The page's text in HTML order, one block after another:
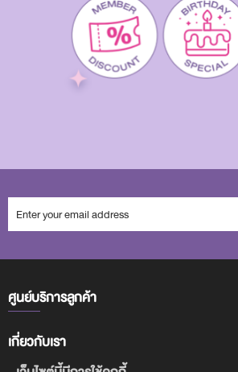
ศูนย์บริการลูกค้า
เกี่ยวกับเรา